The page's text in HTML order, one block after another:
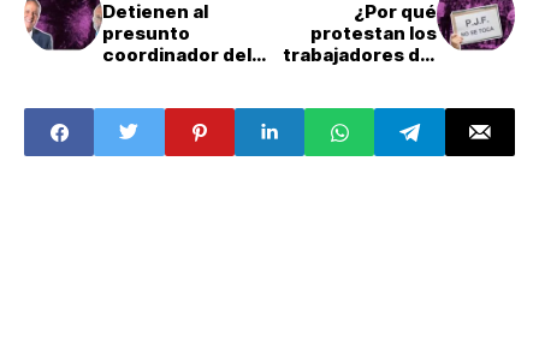
Detienen al
presunto
coordinador del
¿Quién es “El
Patrón”?
¿Por qué
protestan los
trabajadores del